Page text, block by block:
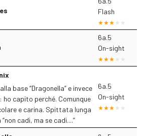
Flash
6a.5
On-sight
base “Dragonella” e invece
ho capito perché. Comunque
e carina. Spittata lunga
cadi, ma se cadi....”
6a.5
On-sight